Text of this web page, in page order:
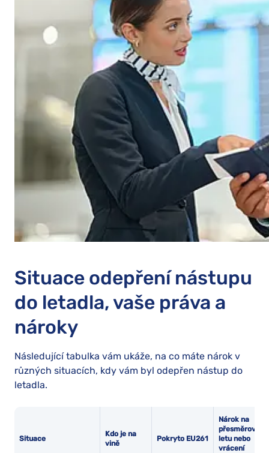
Situace odepření nástupu
do letadla, vaše práva a
nároky
Následující tabulka vám ukáže, na co máte nárok v
různých situacích, kdy vám byl odepřen nástup do
letadla.
Situace
Kdo je na
vině
Pokryto EU261
Nárok na
přesměrování
letu nebo
vrácení